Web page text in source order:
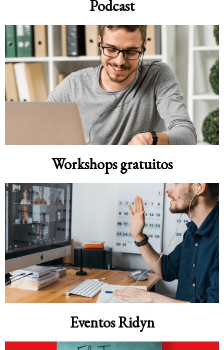
Podcast
Workshops gratuitos
Eventos Ridyn